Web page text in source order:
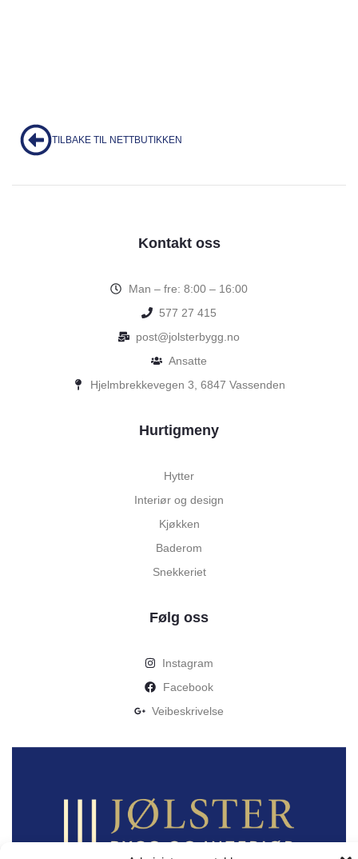
TILBAKE TIL NETTBUTIKKEN
Kontakt oss
Man – fre: 8:00 – 16:00
577 27 415
post@jolsterbygg.no
Ansatte
Hjelmbrekkevegen 3, 6847 Vassenden
Hurtigmeny
Hytter
Interiør og design
Kjøkken
Baderom
Snekkeriet
Følg oss
Instagram
Facebook
Veibeskrivelse